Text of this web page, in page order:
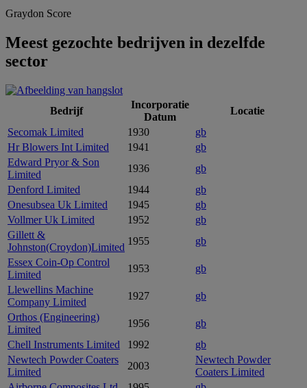
Graydon Score
Meest gezochte bedrijven in dezelfde
sector
Bedrijf
Incorporatie
Datum
Locatie
Secomak Limited
1930
gb
Hr Blowers Int Limited
1941
gb
Edward Pryor & Son
Limited
1936
gb
Denford Limited
1944
gb
Onesubsea Uk Limited
1945
gb
Vollmer Uk Limited
1952
gb
Gillett &
Johnston(Croydon)Limited
1955
gb
Essex Coin-Op Control
Limited
1953
gb
Llewellins Machine
Company Limited
1927
gb
Orthos (Engineering)
Limited
1956
gb
Chell Instruments Limited
1992
gb
Newtech Powder Coaters
Limited
2003
Newtech Powder
Coaters Limited